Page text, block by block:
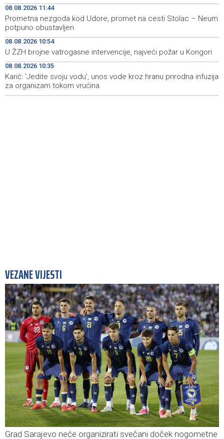
14:05
Izraelska vojska nastavlja napade na jugu Libana uprkos
prekidu vatre i pregovorima
14:01 Izraelske snage izvršile raciju u gradu na Zapadnoj obali
13:54
Normalizovan saobraćaj na dionici puta Stolac–Neum,
kod mjesta Udora, nakon nezgode
13:15
Vučić i Zelenski u Beogradu: Srbija podržava teritorijalni
integritet Ukrajine
08.08.2026 11:44
Prometna nezgoda kod Udore, promet na cesti Stolac – Neum
potpuno obustavljen
08.08.2026 10:54
U ŽZH brojne vatrogasne intervencije, najveći požar u Kongori
08.08.2026 10:35
Karić: 'Jedite svoju vodu', unos vode kroz hranu prirodna infuzija
za organizam tokom vrućina
VEZANE VIJESTI
Grad Sarajevo neće organizirati svečani doček nogometne